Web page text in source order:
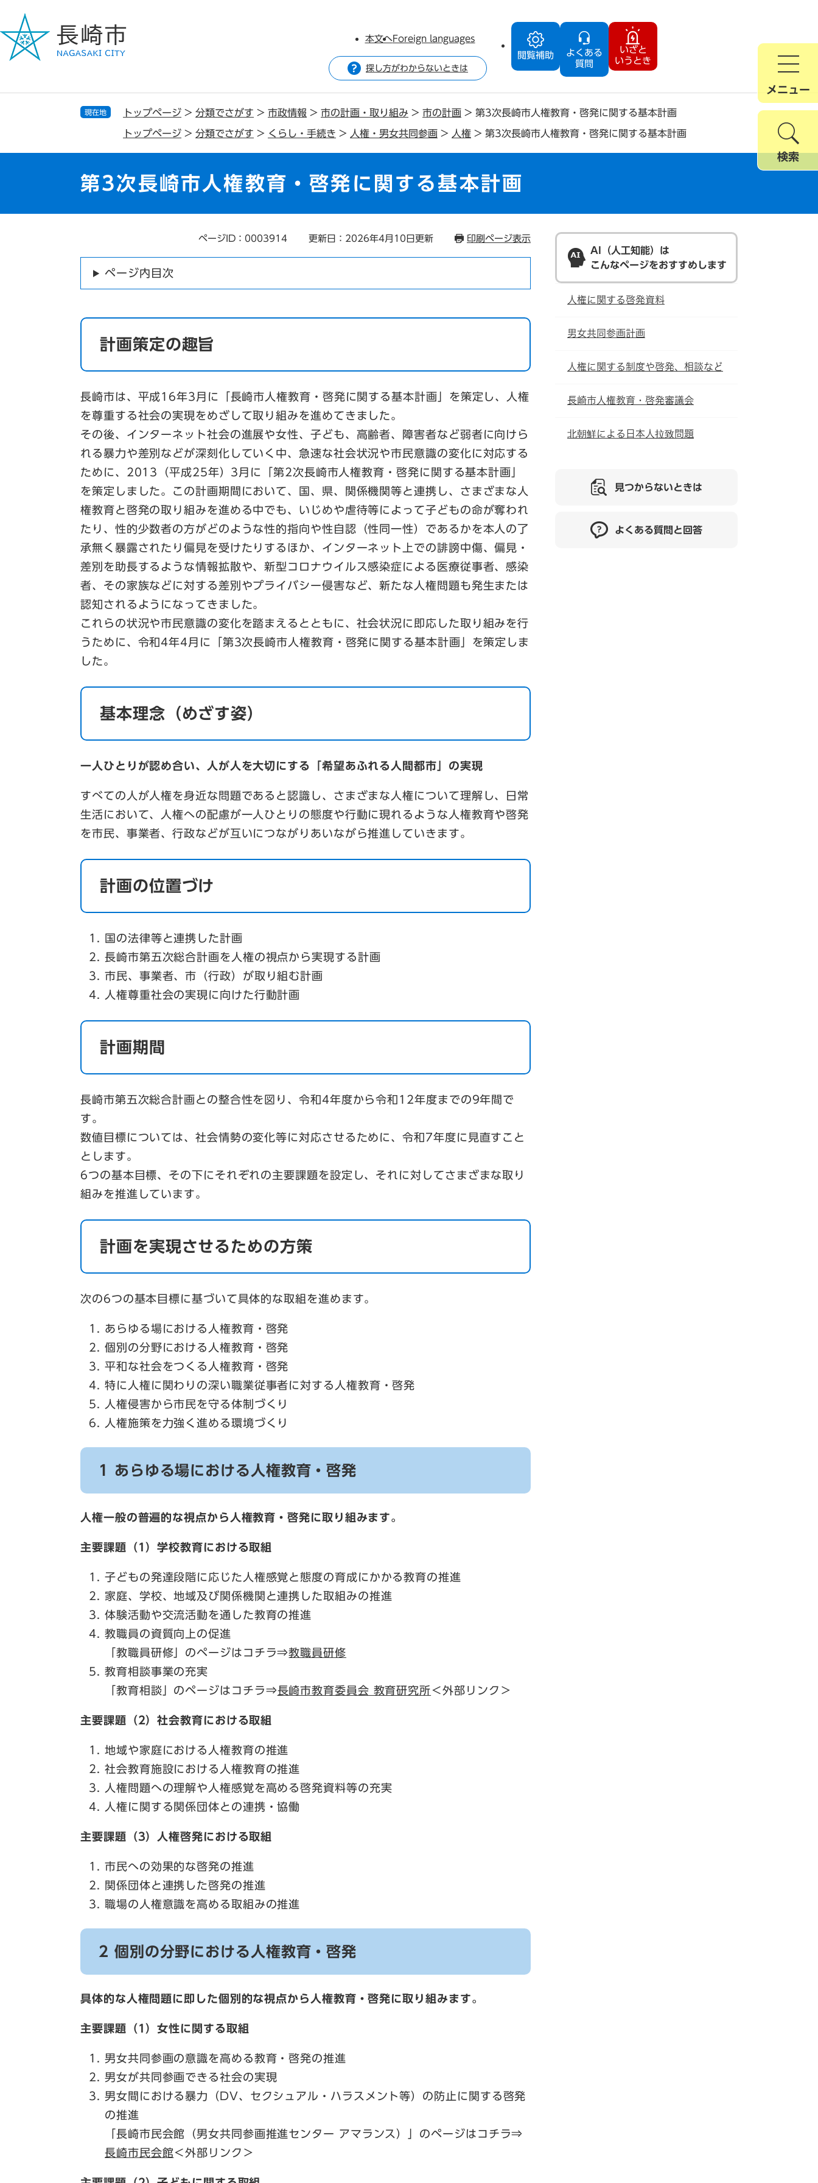
ジ
で
ュ
ば
文
閲覧補助
よくある
質問
いざと
いうとき
本文へForeign languages
探し方がわからないときは
メニュー
検索
現在地 トップページ > 分類でさがす > 市政情報 > 市の計画・取り組み > 市の計画 > 第3次長崎市人権教育・啓発に関する基本計画
トップページ > 分類でさがす > くらし・手続き > 人権・男女共同参画 > 人権 > 第3次長崎市人権教育・啓発に関する基本計画
第3次長崎市人権教育・啓発に関する基本計画
ページID：0003914 更新日：2026年4月10日更新 印刷ページ表示
ページ内目次
計画策定の趣旨
長崎市は、平成16年3月に「長崎市人権教育・啓発に関する基本計画」を策定し、人権
を尊重する社会の実現をめざして取り組みを進めてきました。
その後、インターネット社会の進展や女性、子ども、高齢者、障害者など弱者に向けら
れる暴力や差別などが深刻化していく中、急速な社会状況や市民意識の変化に対応する
ために、2013（平成25年）3月に「第2次長崎市人権教育・啓発に関する基本計画」
を策定しました。この計画期間において、国、県、関係機関等と連携し、さまざまな人
権教育と啓発の取り組みを進める中でも、いじめや虐待等によって子どもの命が奪われ
たり、性的少数者の方がどのような性的指向や性自認（性同一性）であるかを本人の了
承無く暴露されたり偏見を受けたりするほか、インターネット上での誹謗中傷、偏見・
差別を助長するような情報拡散や、新型コロナウイルス感染症による医療従事者、感染
者、その家族などに対する差別やプライバシー侵害など、新たな人権問題も発生または
認知されるようになってきました。
これらの状況や市民意識の変化を踏まえるとともに、社会状況に即応した取り組みを行
うために、令和4年4月に「第3次長崎市人権教育・啓発に関する基本計画」を策定しま
した。
基本理念（めざす姿）
一人ひとりが認め合い、人が人を大切にする「希望あふれる人間都市」の実現
すべての人が人権を身近な問題であると認識し、さまざまな人権について理解し、日常
生活において、人権への配慮が一人ひとりの態度や行動に現れるような人権教育や啓発
を市民、事業者、行政などが互いにつながりあいながら推進していきます。
計画の位置づけ
国の法律等と連携した計画
長崎市第五次総合計画を人権の視点から実現する計画
市民、事業者、市（行政）が取り組む計画
人権尊重社会の実現に向けた行動計画
計画期間
長崎市第五次総合計画との整合性を図り、令和4年度から令和12年度までの9年間で
す。
数値目標については、社会情勢の変化等に対応させるために、令和7年度に見直すこと
とします。
6つの基本目標、その下にそれぞれの主要課題を設定し、それに対してさまざまな取り
組みを推進しています。
計画を実現させるための方策
次の6つの基本目標に基づいて具体的な取組を進めます。
あらゆる場における人権教育・啓発
個別の分野における人権教育・啓発
平和な社会をつくる人権教育・啓発
特に人権に関わりの深い職業従事者に対する人権教育・啓発
人権侵害から市民を守る体制づくり
人権施策を力強く進める環境づくり
1 あらゆる場における人権教育・啓発
人権一般の普遍的な視点から人権教育・啓発に取り組みます。
主要課題（1）学校教育における取組
子どもの発達段階に応じた人権感覚と態度の育成にかかる教育の推進
家庭、学校、地域及び関係機関と連携した取組みの推進
体験活動や交流活動を通した教育の推進
教職員の資質向上の促進
「教職員研修」のページはコチラ⇒教職員研修
教育相談事業の充実
「教育相談」のページはコチラ⇒長崎市教育委員会 教育研究所＜外部リンク＞
主要課題（2）社会教育における取組
地域や家庭における人権教育の推進
社会教育施設における人権教育の推進
人権問題への理解や人権感覚を高める啓発資料等の充実
人権に関する関係団体との連携・協働
主要課題（3）人権啓発における取組
市民への効果的な啓発の推進
関係団体と連携した啓発の推進
職場の人権意識を高める取組みの推進
2 個別の分野における人権教育・啓発
具体的な人権問題に即した個別的な視点から人権教育・啓発に取り組みます。
主要課題（1）女性に関する取組
男女共同参画の意識を高める教育・啓発の推進
男女が共同参画できる社会の実現
男女間における暴力（DV、セクシュアル・ハラスメント等）の防止に関する啓発
の推進
「長崎市民会館（男女共同参画推進センター アマランス）」のページはコチラ⇒
長崎市民会館＜外部リンク＞
AI（人工知能）は
こんなページをおすすめします
人権に関する啓発資料
男女共同参画計画
人権に関する制度や啓発、相談など
長崎市人権教育・啓発審議会
北朝鮮による日本人拉致問題
見つからないときは
よくある質問と回答